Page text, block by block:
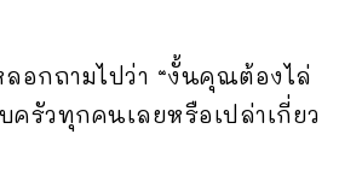
ลอกถามไปว่า “งั้นคุณต้องไล่
รัวทุกคนเลยหรือเปล่าเกี่ยว